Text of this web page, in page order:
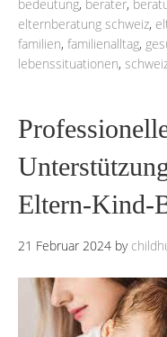
bedeutung, berater,
elternberatung schweiz,
familien, familienalltag,
lebenssituationen,
Eltern-Kind-
21 Februar 2024 by